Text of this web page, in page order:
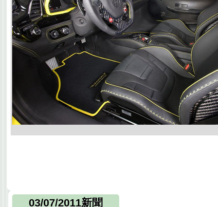
03/07/2011新聞